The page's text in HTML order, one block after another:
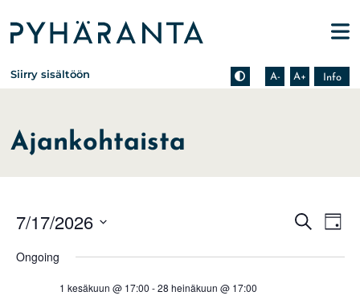
Etusivu
Siirry sisältöön A-
Pienennä tekstin kokoa
A+
Suurenna tekstin kokoa
Info
Tietoa zoomauksesta
Ajankohtaista
Events
and
Search
Day
7/17/2026
date.
Ongoing
1 kesäkuun @ 17:00 -28 heinäkuun @ 17:00